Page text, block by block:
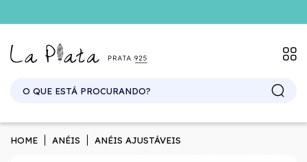
HOME ANÉIS ANÉIS AJUSTÁVEIS